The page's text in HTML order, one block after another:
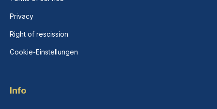
Privacy
Right of rescission
Cookie-Einstellungen
Info